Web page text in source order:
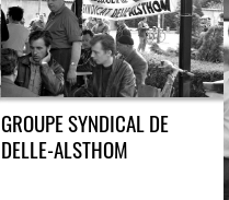
GROUPE SYNDICAL DE
DELLE-ALSTHOM